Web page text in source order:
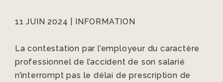
11 JUIN 2024 INFORMATION
La contestation par l’employeur du caractère
professionnel de l’accident de son salarié
n’interrompt pas le délai de prescription de